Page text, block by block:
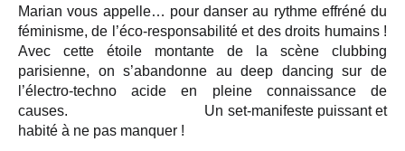
Marian vous appelle… pour danser au rythme effréné du
féminisme, de l’éco-responsabilité et des droits humains !
Avec cette étoile montante de la scène clubbing
parisienne, on s’abandonne au deep dancing sur de
l’électro-techno acide en pleine connaissance de
causes. Un set-manifeste puissant et
habité à ne pas manquer !